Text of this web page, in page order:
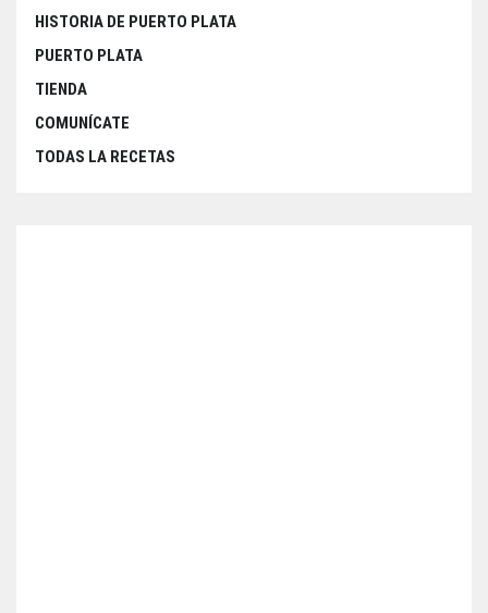
HISTORIA DE PUERTO PLATA
PUERTO PLATA
TIENDA
COMUNÍCATE
TODAS LA RECETAS